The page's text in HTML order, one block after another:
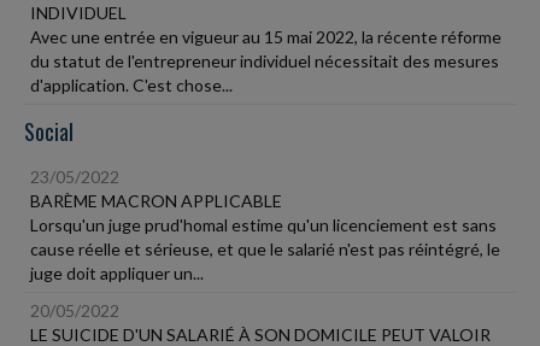
INDIVIDUEL
Avec une entrée en vigueur au 15 mai 2022, la récente réforme
du statut de l'entrepreneur individuel nécessitait des mesures
d'application. C'est chose...
Social
23/05/2022
BARÈME MACRON APPLICABLE
Lorsqu'un juge prud'homal estime qu'un licenciement est sans
cause réelle et sérieuse, et que le salarié n'est pas réintégré, le
juge doit appliquer un...
20/05/2022
LE SUICIDE D'UN SALARIÉ À SON DOMICILE PEUT VALOIR